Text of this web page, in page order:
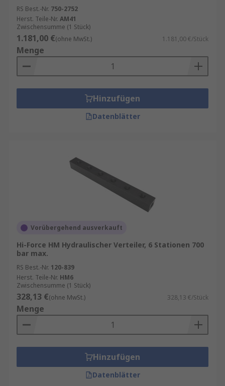
RS Best.-Nr. 750-2752
Herst. Teile-Nr. AM41
Zwischensumme (1 Stück)
1.181,00 €(ohne MwSt.) 1.181,00 €/Stück
Menge
Hinzufügen
Datenblätter
Vorübergehend ausverkauft
Hi-Force HM Hydraulischer Verteiler, 6 Stationen 700
bar max.
RS Best.-Nr. 120-839
Herst. Teile-Nr. HM6
Zwischensumme (1 Stück)
328,13 €(ohne MwSt.) 328,13 €/Stück
Menge
Hinzufügen
Datenblätter